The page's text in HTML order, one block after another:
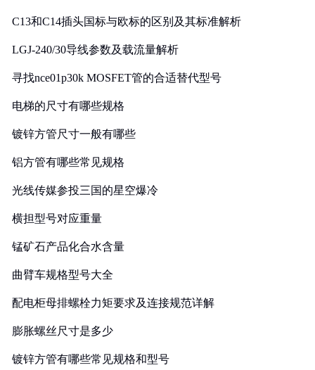
C13和C14插头国标与欧标的区别及其标准解析
LGJ-240/30导线参数及载流量解析
寻找nce01p30k MOSFET管的合适替代型号
电梯的尺寸有哪些规格
镀锌方管尺寸一般有哪些
铝方管有哪些常见规格
光线传媒参投三国的星空爆冷
横担型号对应重量
锰矿石产品化合水含量
曲臂车规格型号大全
配电柜母排螺栓力矩要求及连接规范详解
膨胀螺丝尺寸是多少
镀锌方管有哪些常见规格和型号